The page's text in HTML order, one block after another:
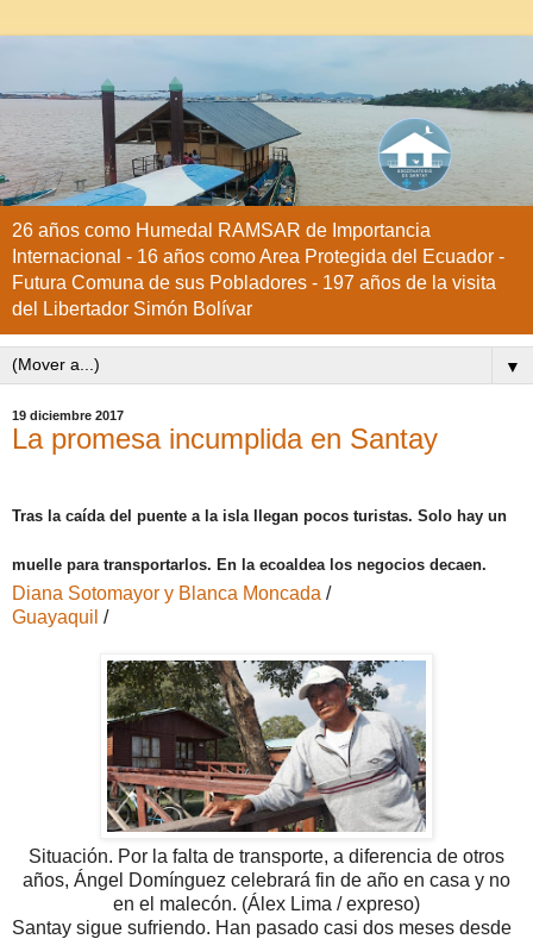
26 años como Humedal RAMSAR de Importancia
Internacional - 16 años como Area Protegida del Ecuador -
Futura Comuna de sus Pobladores - 197 años de la visita
del Libertador Simón Bolívar
▼
19 diciembre 2017
La promesa incumplida en Santay
Tras la caída del puente a la isla llegan pocos turistas. Solo hay un
muelle para transportarlos. En la ecoaldea los negocios decaen.
Diana Sotomayor y Blanca Moncada /
Guayaquil /
Situación. Por la falta de transporte, a diferencia de otros
años, Ángel Domínguez celebrará fin de año en casa y no
en el malecón. (Álex Lima / expreso)
Santay sigue sufriendo. Han pasado casi dos meses desde